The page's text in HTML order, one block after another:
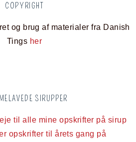
COPYRIGHT
og brug af materialer fra Danish
Tings her
SIRUPPER